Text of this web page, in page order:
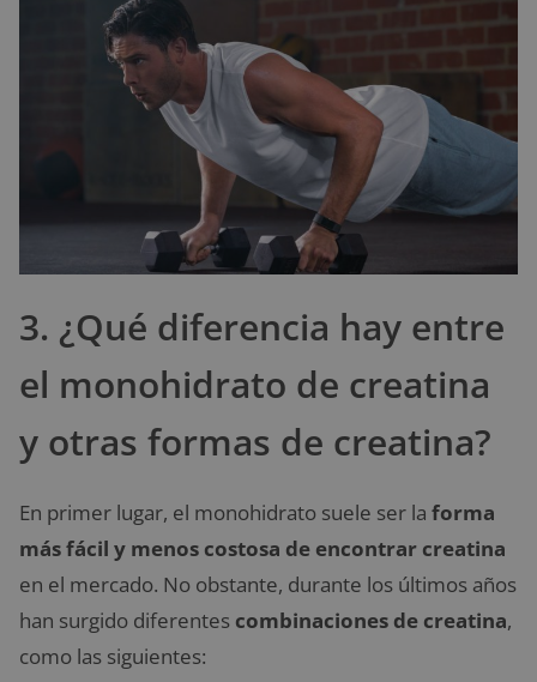
3. ¿Qué diferencia hay entre
el monohidrato de creatina
y otras formas de creatina?
En primer lugar, el monohidrato suele ser la forma
más fácil y menos costosa de encontrar creatina
en el mercado. No obstante, durante los últimos años
han surgido diferentes combinaciones de creatina,
como las siguientes: